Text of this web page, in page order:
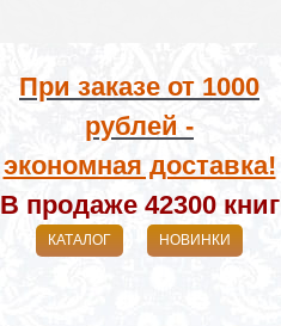
При заказе от 1000
рублей -
экономная доставка!
В продаже 42300 книг
КАТАЛОГ НОВИНКИ